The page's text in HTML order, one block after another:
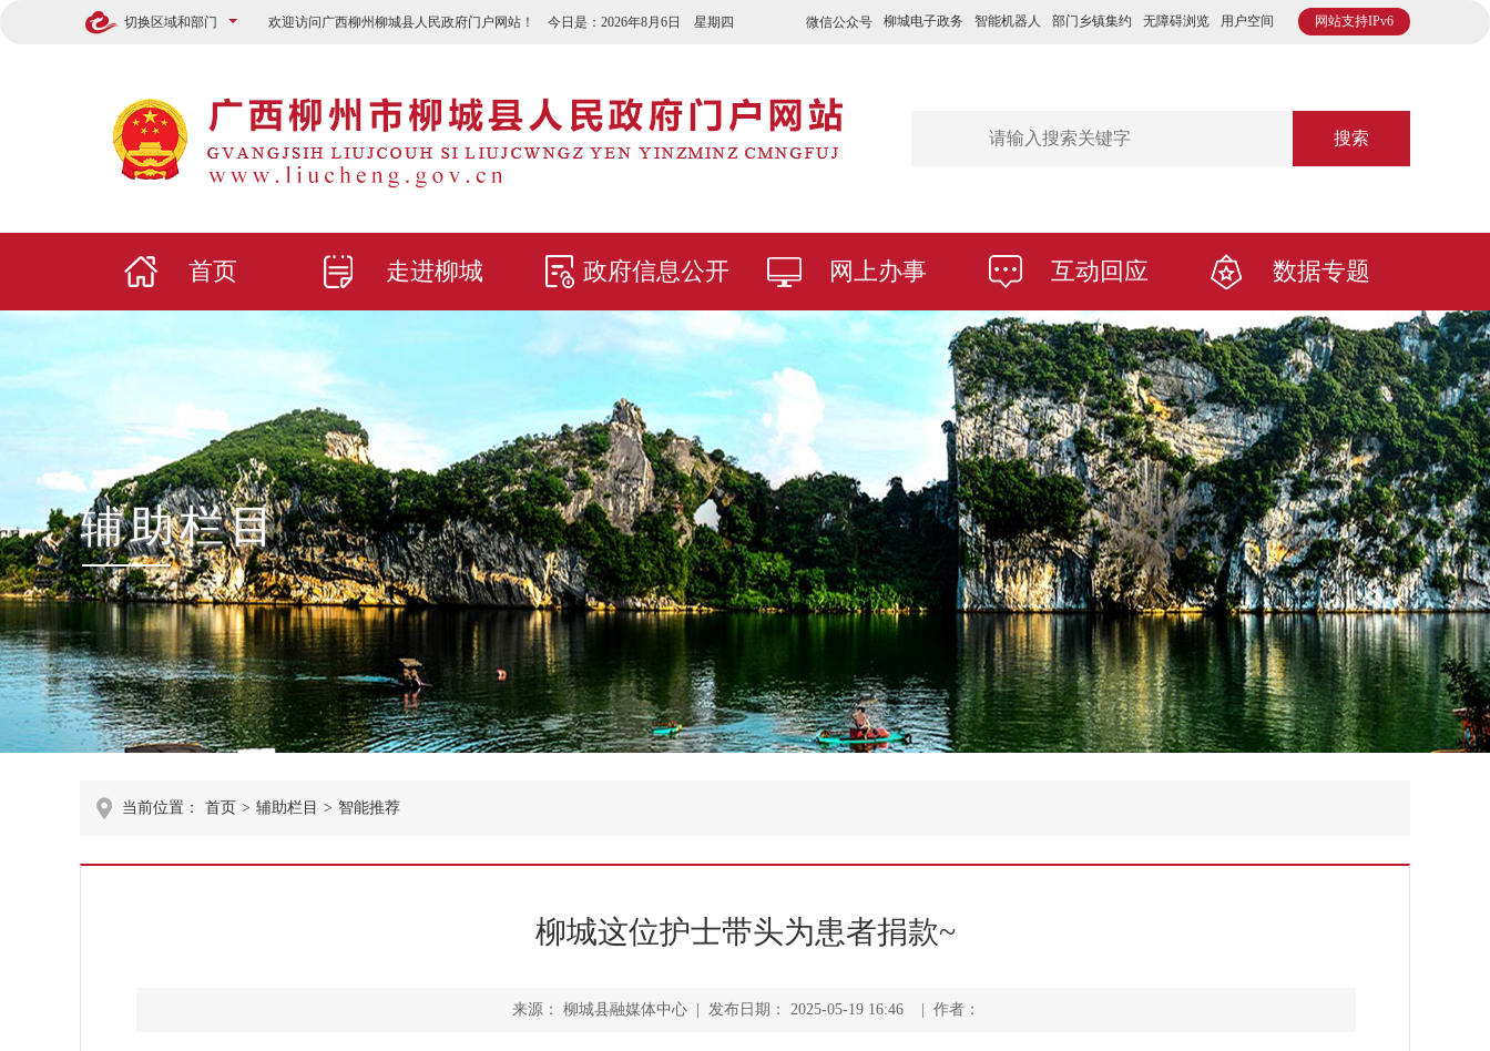
切换区域和部门 网站支持IPv6
微信公众号 柳城电子政务 智能机器人 部门乡镇集约 无障碍浏览 用户空间
欢迎访问广西柳州柳城县人民政府门户网站！ 今日是： 2026年8月6日 星期四
搜索
首页 走进柳城 政府信息公开 网上办事 互动回应 数据专题
辅助栏目
当前位置： 首页 > 辅助栏目 > 智能推荐
柳城这位护士带头为患者捐款~
来源： 柳城县融媒体中心 | 发布日期： 2025-05-19 16:46 | 作者：